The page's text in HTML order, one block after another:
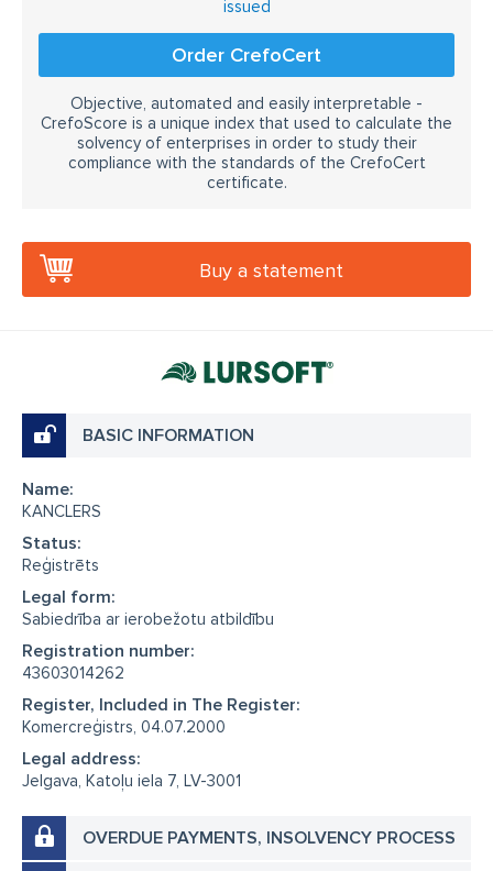
issued
Order CrefoCert
Objective, automated and easily interpretable -
CrefoScore is a unique index that used to calculate the
solvency of enterprises in order to study their
compliance with the standards of the CrefoCert
certificate.
Buy a statement
BASIC INFORMATION
Name:
KANCLERS
Status:
Reģistrēts
Legal form:
Sabiedrība ar ierobežotu atbildību
Registration number:
43603014262
Register, Included in The Register:
Komercreģistrs, 04.07.2000
Legal address:
Jelgava, Katoļu iela 7, LV-3001
OVERDUE PAYMENTS, INSOLVENCY PROCESS